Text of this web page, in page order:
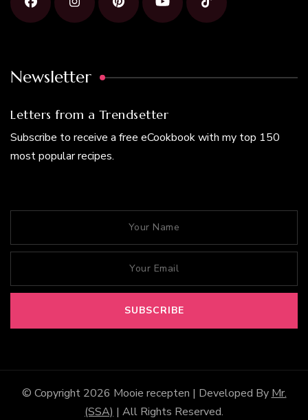
Newsletter
Letters from a Trendsetter
Subscribe to receive a free eCookbook with my top 150
most popular recipes.
© Copyright 2026 Mooie recepten | Developed By Mr.
(SSA) | All Rights Reserved.